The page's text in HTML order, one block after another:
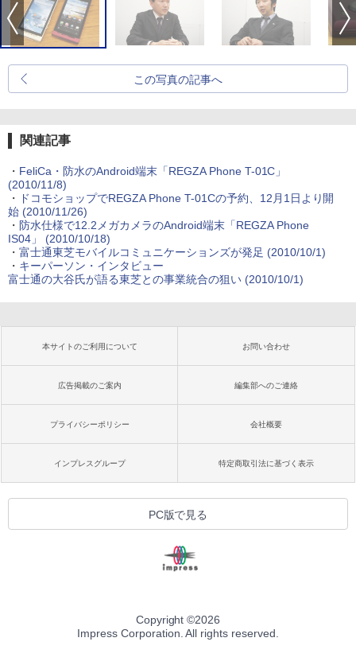
この写真の記事へ
関連記事
・ FeliCa・防水のAndroid端末「REGZA Phone T-01C」
(2010/11/8)
・
ドコモショップでREGZA Phone T-01Cの予約、12月1日より開
始 (2010/11/26)
・ 防水仕様で12.2メガカメラのAndroid端末「REGZA Phone
IS04」
(2010/10/18)
・ 富士通東芝モバイルコミュニケーションズが発足 (2010/10/1)
・ キーパーソン・インタビュー
富士通の大谷氏が語る東芝との事業統合の狙い(2010/10/1)
本サイトのご利用について お問い合わせ
広告掲載のご案内 編集部へのご連絡
プライバシーポリシー 会社概要
インプレスグループ 特定商取引法に基づく表示
PC版で見る
Copyright ©2026
Impress Corporation. All rights reserved.